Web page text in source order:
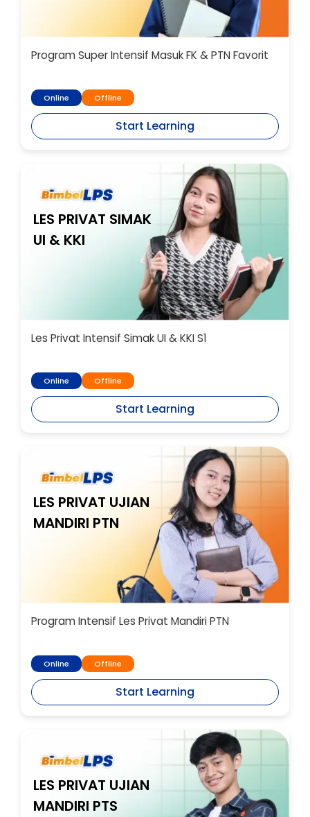
Program Super Intensif Masuk FK & PTN Favorit
Online Offline
Start Learning
LES PRIVAT SIMAK
UI & KKI
Les Privat Intensif Simak UI & KKI S1
Online Offline
Start Learning
LES PRIVAT UJIAN
MANDIRI PTN
Program Intensif Les Privat Mandiri PTN
Online Offline
Start Learning
LES PRIVAT UJIAN
MANDIRI PTS